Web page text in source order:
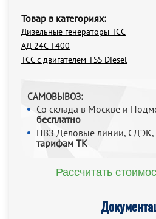
Товар в категориях:
Дизельные генераторы ТСС
АД 24С Т400
ТСС с двигателем TSS Diesel
САМОВЫВОЗ:
Со склада в Москве и
бесплатно
ПВЗ Деловые линии, СДЭК,
тарифам ТК
Рассчитать